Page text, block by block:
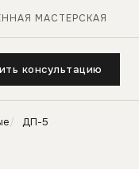
МАСТЕРСКАЯ
консультацию
ДП-5